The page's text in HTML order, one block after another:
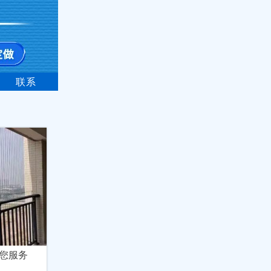
联系
服务